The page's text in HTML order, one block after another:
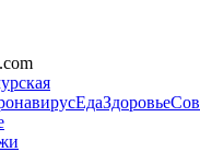
ЕдаЗдоровье